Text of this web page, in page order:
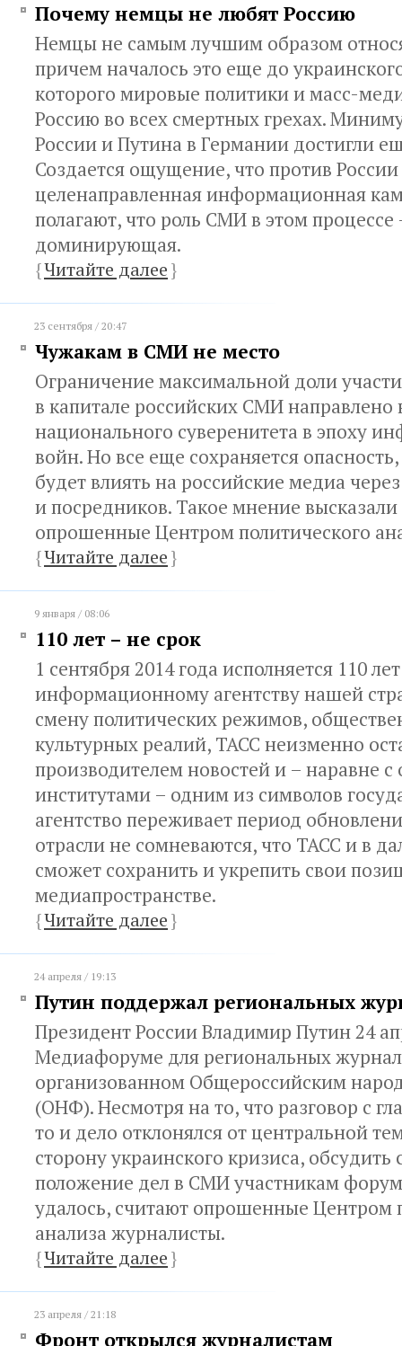
Почему немцы не любят Россию
Немцы не самым лучшим образом
причем началось это еще до
которого мировые политики и масс-
Россию во всех смертных грехах.
России и Путина в Германии достигли
Создается ощущение, что против
целенаправленная информационная
полагают, что роль СМИ в этом
доминирующая.
{Читайте далее}
23 сентября / 20:47
Чужакам в СМИ не место
Ограничение максимальной доли
в капитале российских СМИ направлено
национального суверенитета в эпоху
войн. Но все еще сохраняется опасность,
будет влиять на российские медиа
и посредников. Такое мнение высказали
опрошенные Центром политического
{Читайте далее}
9 января / 08:06
110 лет – не срок
1 сентября 2014 года исполняется 110
информационному агентству нашей
смену политических режимов,
культурных реалий, ТАСС неизменно
производителем новостей и – наравне
институтами – одним из символов
агентство переживает период
отрасли не сомневаются, что ТАСС и в
сможет сохранить и укрепить свои
медиапространстве.
{Читайте далее}
24 апреля / 19:13
Путин поддержал региональных
Президент России Владимир Путин 24
Медиафоруме для региональных
организованном Общероссийским
(ОНФ). Несмотря на то, что разговор с
то и дело отклонялся от центральной
сторону украинского кризиса,
положение дел в СМИ участникам
удалось, считают опрошенные Центром
анализа журналисты.
{Читайте далее}
23 апреля / 21:18
Фронт открылся журналистам